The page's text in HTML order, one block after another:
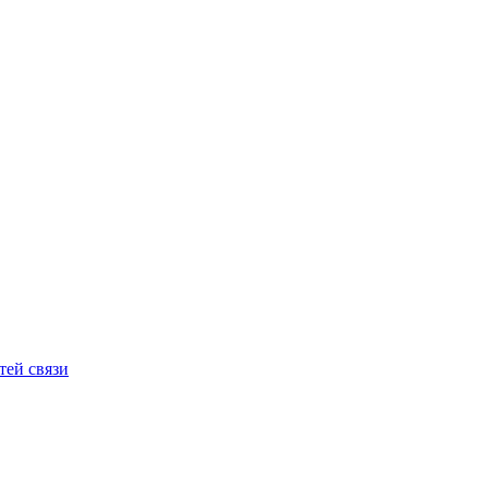
связи